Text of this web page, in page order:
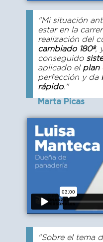
"Mi situación
estar en la
realización del
cambiado 180º,
conseguido
aplicado el plan
perfección y da
rápido."
Marta Picas
"Sobre el tema